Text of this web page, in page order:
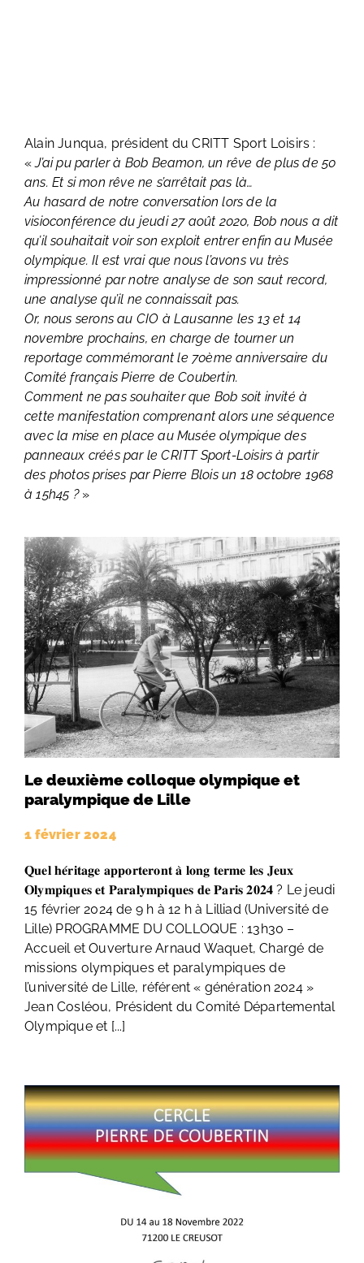
Alain Junqua, président du CRITT Sport Loisirs :
«J’ai pu parler à Bob Beamon, un rêve de plus de 50
ans. Et si mon rêve ne s’arrêtait pas là…
Au hasard de notre conversation lors de la
visioconférence du jeudi 27 août 2020, Bob nous a dit
qu’il souhaitait voir son exploit entrer enfin au Musée
olympique. Il est vrai que nous l’avons vu très
impressionné par notre analyse de son saut record,
une analyse qu’il ne connaissait pas.
Or, nous serons au CIO à Lausanne les 13 et 14
novembre prochains, en charge de tourner un
reportage commémorant le 70ème anniversaire du
Comité français Pierre de Coubertin.
Comment ne pas souhaiter que Bob soit invité à
cette manifestation comprenant alors une séquence
avec la mise en place au Musée olympique des
panneaux créés par le CRITT Sport-Loisirs à partir
des photos prises par Pierre Blois un 18 octobre 1968
à 15h45 ?»
Le deuxième colloque olympique et
paralympique de Lille
1 février 2024
𝐐𝐮𝐞𝐥 𝐡𝐞́𝐫𝐢𝐭𝐚𝐠𝐞 𝐚𝐩𝐩𝐨𝐫𝐭𝐞𝐫𝐨𝐧𝐭 𝐚̀ 𝐥𝐨𝐧𝐠 𝐭𝐞𝐫𝐦𝐞 𝐥𝐞𝐬 𝐉𝐞𝐮𝐱
𝐎𝐥𝐲𝐦𝐩𝐢𝐪𝐮𝐞𝐬 𝐞𝐭 𝐏𝐚𝐫𝐚𝐥𝐲𝐦𝐩𝐢𝐪𝐮𝐞𝐬 𝐝𝐞 𝐏𝐚𝐫𝐢𝐬 𝟐𝟎𝟐𝟒 ? Le jeudi
15 février 2024 de 9 h à 12 h à Lilliad (Université de
Lille) PROGRAMME DU COLLOQUE : 13h30 –
Accueil et Ouverture Arnaud Waquet, Chargé de
missions olympiques et paralympiques de
l’université de Lille, référent « génération 2024 »
Jean Cosléou, Président du Comité Départemental
Olympique et [...]